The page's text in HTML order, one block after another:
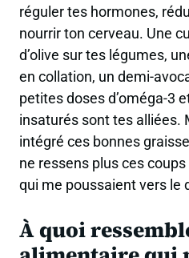
réguler tes hormones,
nourrir ton cerveau. Une
d’olive sur tes légumes,
en collation, un demi-
petites doses d’oméga-3
insaturés sont tes alliées.
intégré ces bonnes
ne ressens plus ces
qui me poussaient vers le
À quoi